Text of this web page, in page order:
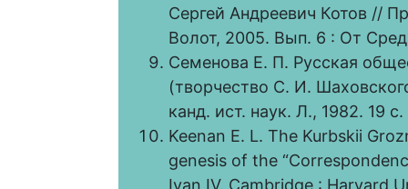
Сергей Андреевич Котов //
Волот, 2005. Вып. 6 : От
Семенова Е. П. Русская
(творчество С. И.
канд. ист. наук. Л., 1982. 19 с.
Keenan E. L. The Kurbskii
genesis of the